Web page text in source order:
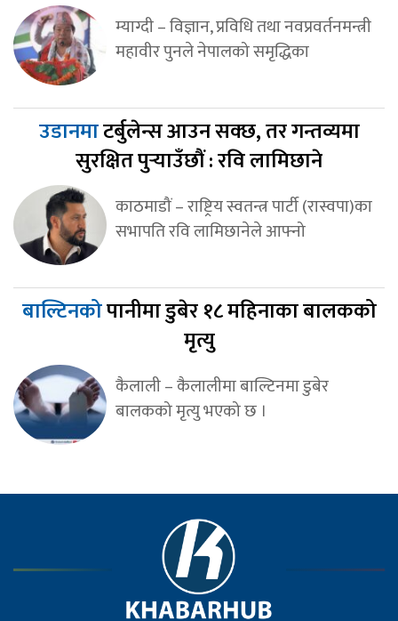
म्याग्दी – विज्ञान, प्रविधि तथा नवप्रवर्तनमन्त्री
महावीर पुनले नेपालको समृद्धिका
उडानमाटर्बुलेन्स आउन सक्छ, तर गन्तव्यमा
सुरक्षित पुर्‍याउँछौं : रवि लामिछाने
काठमाडौं – राष्ट्रिय स्वतन्त्र पार्टी (रास्वपा)का
सभापति रवि लामिछानेले आफ्नो
बाल्टिनकोपानीमा डुबेर १८ महिनाका बालकको
मृत्यु
कैलाली – कैलालीमा बाल्टिनमा डुबेर
बालकको मृत्यु भएको छ ।